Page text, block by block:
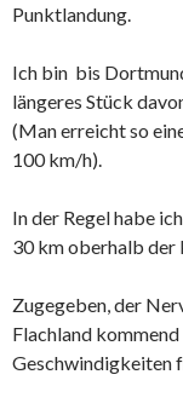
Punktlandung.
Ich bin bis
längeres Stück
(Man erreicht so
100 km/h).
In der Regel habe
30 km oberhalb der
Zugegeben, der
Flachland
Geschwindigkeiten